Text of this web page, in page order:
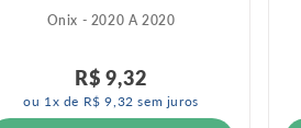
Onix - 2020 A 2020
R$ 9,32
ou 1 x de R$ 9 32 sem juros